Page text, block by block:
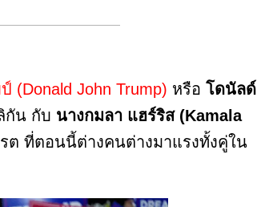
(Donald John Trump) หรือ โดนัลด์
กัน กับ นางกมลา แฮร์ริส (Kamala
ต ที่ตอนนี้ต่างคนต่างมาแรงทั้งคู่ใน